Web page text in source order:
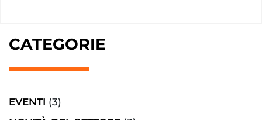
CATEGORIE
EVENTI (3)